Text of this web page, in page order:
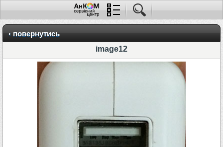
‹ повернутись
image12